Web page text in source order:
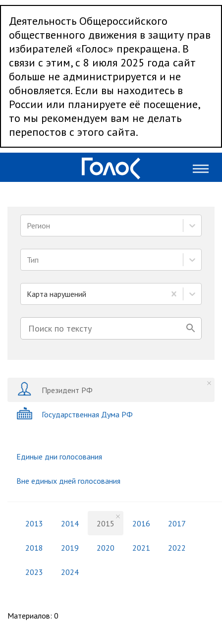
Деятельность Общероссийского
общественного движения в защиту прав
избирателей «Голос» прекращена. В
связи с этим, с 8 июля 2025 года сайт
больше не администрируется и не
обновляется. Если вы находитесь в
России или планируете её посещение,
то мы рекомендуем вам не делать
перепостов с этого сайта.
Регион
Тип
Карта нарушений
Президент РФ
Государственная Дума РФ
Единые дни голосования
Вне единых дней голосования
2013 2014 2015 2016 2017
2018 2019 2020 2021 2022
2023 2024
Материалов: 0